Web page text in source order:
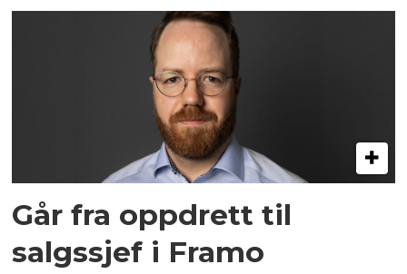
Går fra oppdrett til
salgssjef i Framo